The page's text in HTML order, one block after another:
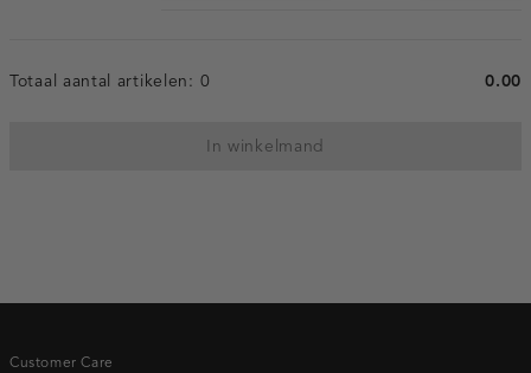
Totaal aantal artikelen: 0 0.00
In winkelmand
Customer Care